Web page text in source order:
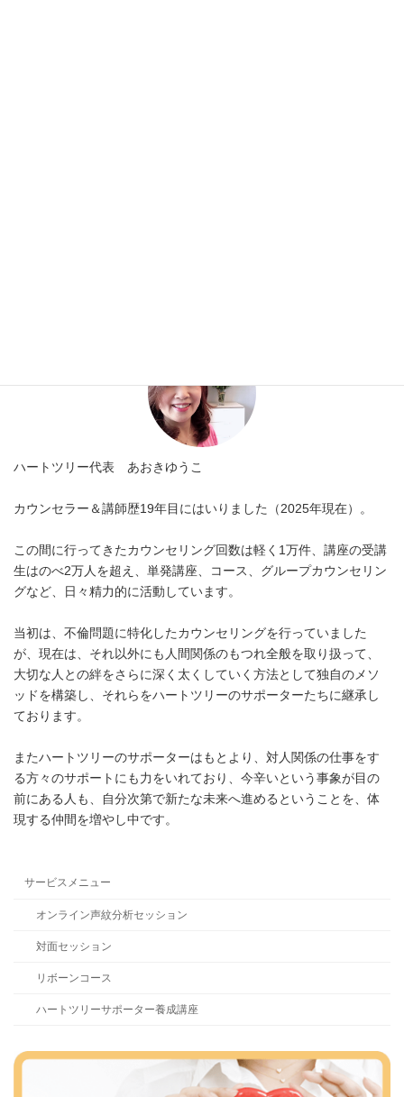
ハートツリー代表 あおきゆうこ
カウンセラー＆講師歴19年目にはいりました（2025年現在）。
この間に行ってきたカウンセリング回数は軽く1万件、講座の受講
生はのべ2万人を超え、単発講座、コース、グループカウンセリン
グなど、日々精力的に活動しています。
当初は、不倫問題に特化したカウンセリングを行っていました
が、現在は、それ以外にも人間関係のもつれ全般を取り扱って、
大切な人との絆をさらに深く太くしていく方法として独自のメソ
ッドを構築し、それらをハートツリーのサポーターたちに継承し
ております。
またハートツリーのサポーターはもとより、対人関係の仕事をす
る方々のサポートにも力をいれており、今辛いという事象が目の
前にある人も、自分次第で新たな未来へ進めるということを、体
現する仲間を増やし中です。
サービスメニュー
オンライン声紋分析セッション
対面セッション
リボーンコース
ハートツリーサポーター養成講座